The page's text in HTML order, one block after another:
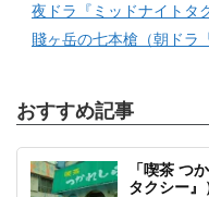
夜ドラ『ミッドナイトタ
賤ヶ岳の七本槍（朝ドラ
おすすめ記事
「喫茶 つ
タクシー』